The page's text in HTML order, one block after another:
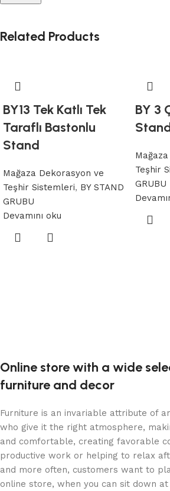
Related Products
BY13 Tek Katlı Tek
Taraflı Bastonlu
Stand
Mağaza Dekorasyon ve
Teşhir Sistemleri, BY STAND
GRUBU
Devamını oku
BY 3
Teşhir
GRUBU
Online store with a wide
furniture and decor
Furniture is an invariable attribute of
who give it the right atmosphere,
and comfortable, creating favorable
productive work or helping to relax
and more often, customers want to
online store, when you can sit down